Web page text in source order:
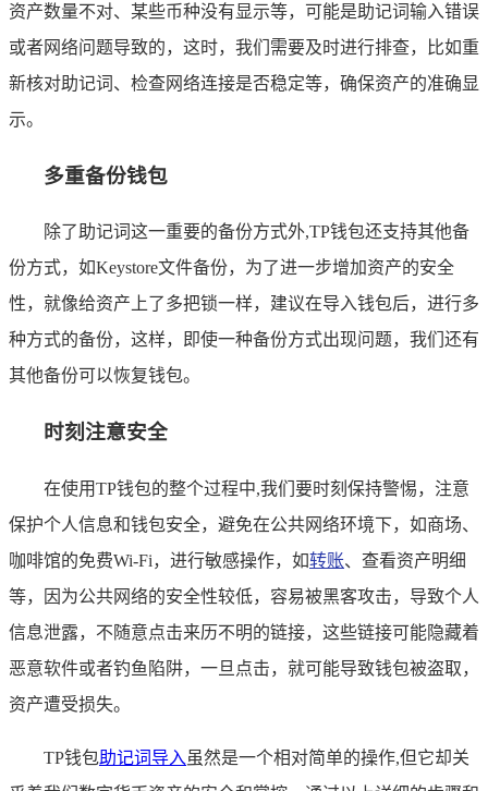
资产数量不对、某些币种没有显示等，可能是助记词输入错误
或者网络问题导致的，这时，我们需要及时进行排查，比如重
新核对助记词、检查网络连接是否稳定等，确保资产的准确显
示。
多重备份钱包
除了助记词这一重要的备份方式外,TP钱包还支持其他备
份方式，如Keystore文件备份，为了进一步增加资产的安全
性，就像给资产上了多把锁一样，建议在导入钱包后，进行多
种方式的备份，这样，即使一种备份方式出现问题，我们还有
其他备份可以恢复钱包。
时刻注意安全
在使用TP钱包的整个过程中,我们要时刻保持警惕，注意
保护个人信息和钱包安全，避免在公共网络环境下，如商场、
咖啡馆的免费Wi-Fi，进行敏感操作，如转账、查看资产明细
等，因为公共网络的安全性较低，容易被黑客攻击，导致个人
信息泄露，不随意点击来历不明的链接，这些链接可能隐藏着
恶意软件或者钓鱼陷阱，一旦点击，就可能导致钱包被盗取，
资产遭受损失。
TP钱包助记词导入 虽然是一个相对简单的操作,但它却关